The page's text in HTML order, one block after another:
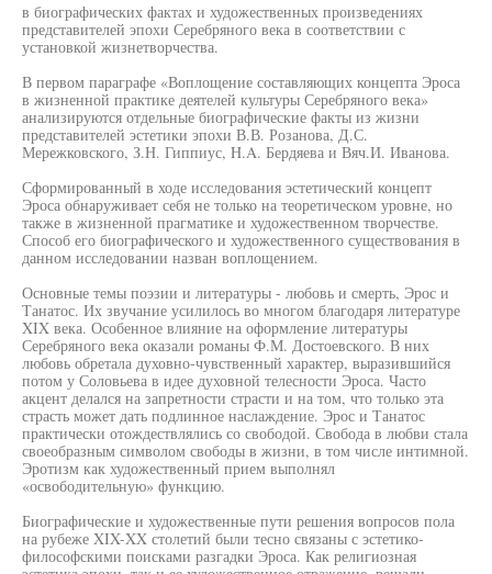
в биографических фактах и художественных произведениях
представителей эпохи Серебряного века в соответствии с
установкой жизнетворчества.
В первом параграфе «Воплощение составляющих концепта Эроса
в жизненной практике деятелей культуры Серебряного века»
анализируются отдельные биографические факты из жизни
представителей эстетики эпохи В.В. Розанова, Д.С.
Мережковского, З.Н. Гиппиус, H.A. Бердяева и Вяч.И. Иванова.
Сформированный в ходе исследования эстетический концепт
Эроса обнаруживает себя не только на теоретическом уровне, но
также в жизненной прагматике и художественном творчестве.
Способ его биографического и художественного существования в
данном исследовании назван воплощением.
Основные темы поэзии и литературы - любовь и смерть, Эрос и
Танатос. Их звучание усилилось во многом благодаря литературе
XIX века. Особенное влияние на оформление литературы
Серебряного века оказали романы Ф.М. Достоевского. В них
любовь обретала духовно-чувственный характер, выразившийся
потом у Соловьева в идее духовной телесности Эроса. Часто
акцент делался на запретности страсти и на том, что только эта
страсть может дать подлинное наслаждение. Эрос и Танатос
практически отождествлялись со свободой. Свобода в любви стала
своеобразным символом свободы в жизни, в том числе интимной.
Эротизм как художественный прием выполнял
«освободительную» функцию.
Биографические и художественные пути решения вопросов пола
на рубеже XIX-XX столетий были тесно связаны с эстетико-
философскими поисками разгадки Эроса. Как религиозная